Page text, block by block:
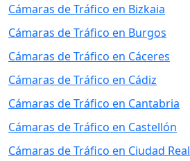
Cámaras de Tráfico en Bizkaia
Cámaras de Tráfico en Burgos
Cámaras de Tráfico en Cáceres
Cámaras de Tráfico en Cádiz
Cámaras de Tráfico en Cantabria
Cámaras de Tráfico en Castellón
Cámaras de Tráfico en Ciudad Real